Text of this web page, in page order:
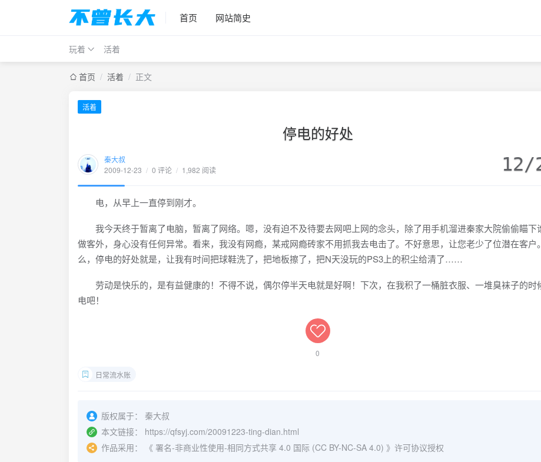
首页 网站简史
玩着 活着
首页 / 活着 / 正文
活着
停电的好处
秦大叔
2009-12-23 / 0 评论 / 1,982 阅读 12/
电，从早上一直停到刚才。
我今天终于暂离了电脑，暂离了网络。嗯，没有迫不及待要去网吧上网的念头，除了用手机溜进秦家大院偷偷瞄下
做客外，身心没有任何异常。看来，我没有网瘾，某戒网瘾砖家不用抓我去电击了。不好意思，让您老少了位潜在客户
么，停电的好处就是，让我有时间把球鞋洗了，把地板擦了，把N天没玩的PS3上的积尘给清了……
劳动是快乐的，是有益健康的！不得不说，偶尔停半天电就是好啊！下次，在我积了一桶脏衣服、一堆臭袜子的时
电吧！
0
日常流水账
版权属于：
秦大叔
本文链接：
https://qfsyj.com/20091223-ting-dian.html
作品采用：
《 署名-非商业性使用-相同方式共享 4.0 国际 (CC BY-NC-SA 4.0) 》许可协议授权